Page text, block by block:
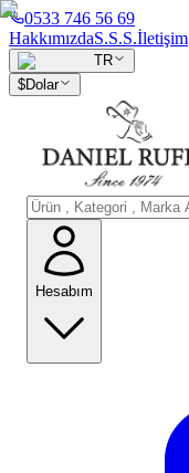
0533 746 56 69
HakkımızdaS.S.S.İletişim
TR
$Dolar
Hesabım